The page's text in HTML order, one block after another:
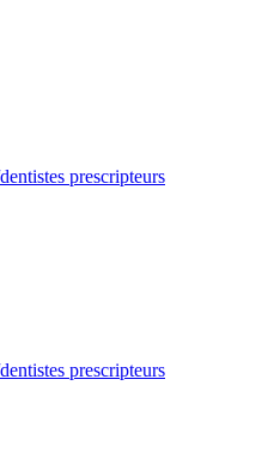
prescripteurs
prescripteurs